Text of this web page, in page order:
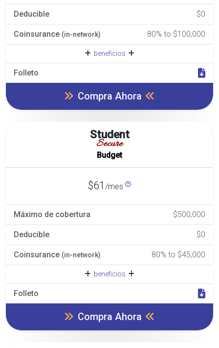
Deducible $0
Coinsurance (in-network) 80% to $100,000
beneficios
Folleto
Compra Ahora
Student
Secure
Budget
$61 /mes
Máximo de cobertura $500,000
Deducible $0
Coinsurance (in-network) 80% to $45,000
beneficios
Folleto
Compra Ahora